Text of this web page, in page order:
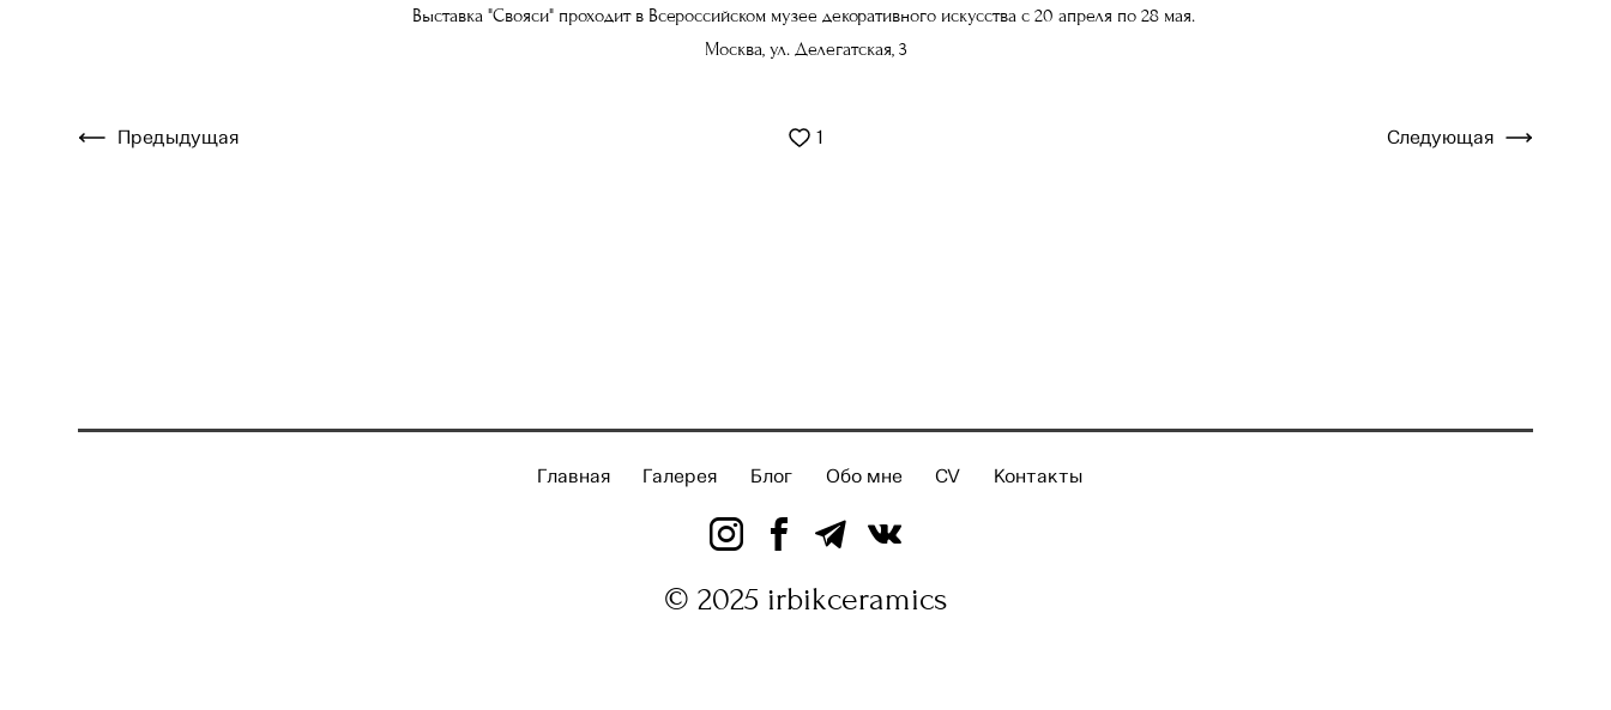
Выставка "Свояси" проходит в Всероссийском музее декоративного искусствас 20 апреля по 28 мая.
Москва, ул. Делегатская, 3
1
Предыдущая Следующая
Главная Галерея Блог Обо мне CV Контакты
© 2025 irbikceramics